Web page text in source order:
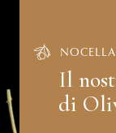
Il
di